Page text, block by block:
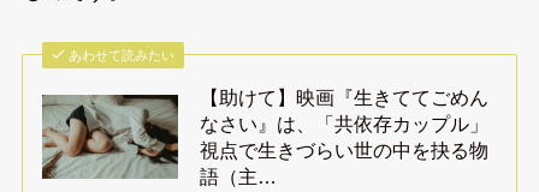
あわせて読みたい
【助けて】映画『生きててごめん
なさい』は、「共依存カップル」
視点で生きづらい世の中を抉る物
語（主…